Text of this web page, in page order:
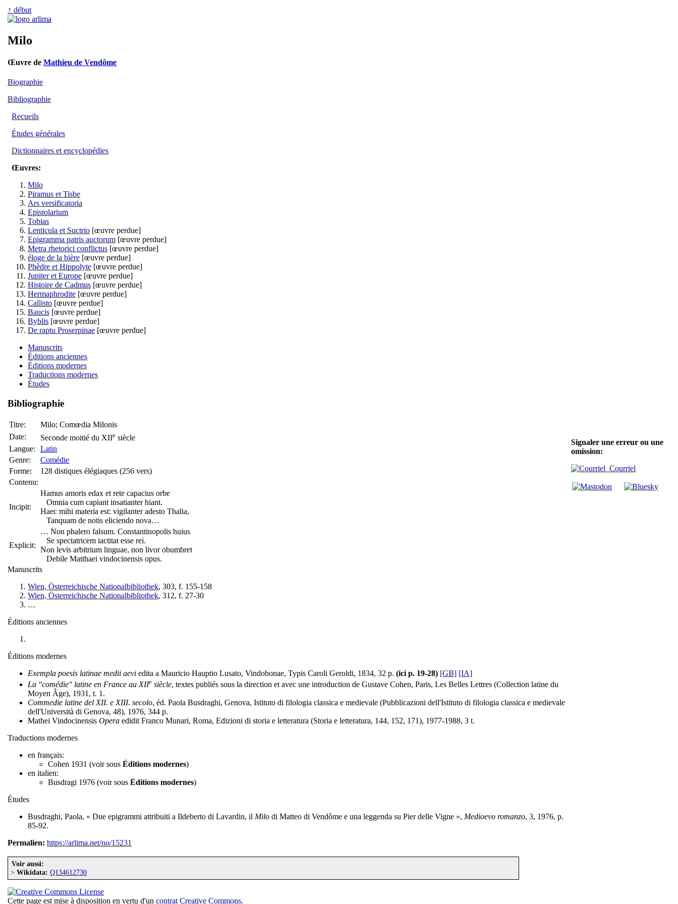
↑ début
Milo
Œuvre de Mathieu de Vendôme
Biographie
Bibliographie
Recueils
Études générales
Dictionnaires et encyclopédies
Œuvres:
Milo
Piramus et Tisbe
Ars versificatoria
Epistolarium
Tobias
Lenticula et Suctrio [œuvre perdue]
Epigramma patris auctorum [œuvre perdue]
Metra rhetorici conflictus [œuvre perdue]
éloge de la bière [œuvre perdue]
Phèdre et Hippolyte [œuvre perdue]
Jupiter et Europe [œuvre perdue]
Histoire de Cadmus [œuvre perdue]
Hermaphrodite [œuvre perdue]
Callisto [œuvre perdue]
Baucis [œuvre perdue]
Byblis [œuvre perdue]
De raptu Proserpinae [œuvre perdue]
Manuscrits
Éditions anciennes
Éditions modernes
Traductions modernes
Études
Bibliographie
Titre:
Milo; Comœdia Milonis
Date:
Seconde moitié du XIIe siècle
Langue:
Latin
Genre:
Comédie
Forme:
128 distiques élégiaques (256 vers)
Contenu:
Incipit:
Hamus amoris edax et rete capacius orbe
Omnia cum capiant insatianter hiant.
Haec mihi materia est: vigilanter adesto Thalia,
Tanquam de notis eliciendo nova…
Explicit:
… Non phalero falsum. Constantinopolis huius
Se spectatricem iactitat esse rei.
Non levis arbitrium linguae, non livor obumbret
Debile Matthaei vindocinensis opus.
Manuscrits
Wien, Österreichische Nationalbibliothek, 303, f. 155-158
Wien, Österreichische Nationalbibliothek, 312, f. 27-30
…
Éditions anciennes
Éditions modernes
Exempla poesis latinae medii aevi edita a Mauricio Hauptio Lusato, Vindobonae, Typis Caroli Geroldi, 1834, 32 p. (ici p. 19-28) [GB] [IA]
La "comédie" latine en France au XIIe siècle, textes publiés sous la direction et avec une introduction de Gustave Cohen, Paris, Les Belles Lettres (Collection latine du
Moyen Âge), 1931, t. 1.
Commedie latine del XII. e XIII. secolo, éd. Paola Busdraghi, Genova, Istituto di filologia classica e medievale (Pubblicazioni dell'Istituto di filologia classica e medievale
dell'Università di Genova, 48), 1976, 344 p.
Mathei Vindocinensis Opera edidit Franco Munari, Roma, Edizioni di storia e letteratura (Storia e letteratura, 144, 152, 171), 1977-1988, 3 t.
Traductions modernes
en français:
Cohen 1931 (voir sous Éditions modernes)
en italien:
Busdragi 1976 (voir sous Éditions modernes)
Études
Busdraghi, Paola, « Due epigrammi attribuiti a Ildeberto di Lavardin, il Milo di Matteo di Vendôme e una leggenda su Pier delle Vigne », Medioevo romanzo, 3, 1976, p.
85-92.
Permalien: https://arlima.net/no/15231
Voir aussi:
> Wikidata: Q134612730
Cette page est mise à disposition en vertu d'un contrat Creative Commons.
Signaler une erreur ou une
omission:
Courriel